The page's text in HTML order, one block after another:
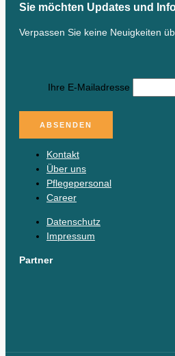
Sie möchten Updates und
Verpassen Sie keine Neuigkeiten
Ihre E-Mailadresse
Kontakt
Über uns
Pflegepersonal
Career
Datenschutz
Impressum
Partner